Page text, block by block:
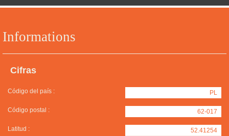
Informations
Cifras
Código del país : PL
Código postal : 62-017
Latitud : 52.41254